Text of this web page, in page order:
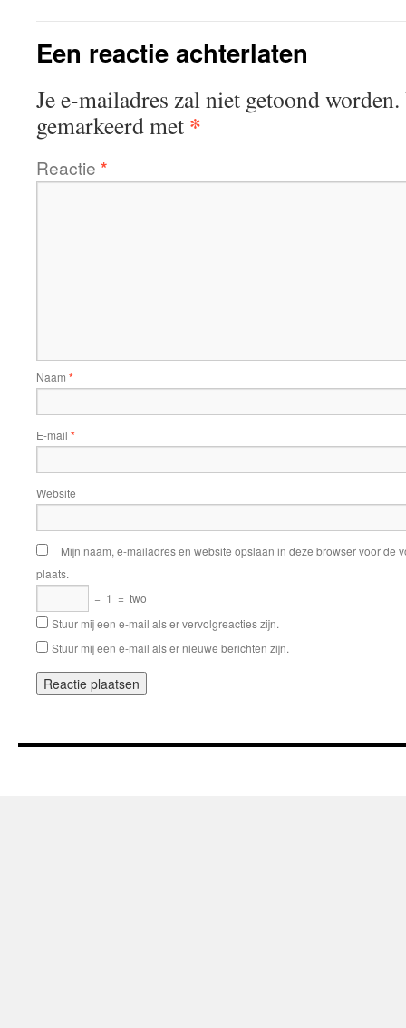
Een reactie achterlaten
Je e-mailadres zal niet getoond worden.
gemarkeerd met *
Reactie *
Naam *
E-mail *
Website
Mijn naam, e-mailadres en website opslaan in deze browser voor de
plaats.
− 1 = two
Stuur mij een e-mail als er vervolgreacties zijn.
Stuur mij een e-mail als er nieuwe berichten zijn.